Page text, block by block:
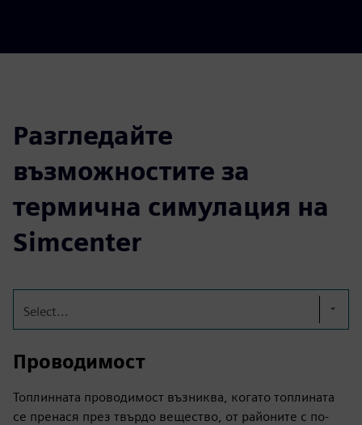
Разгледайте
възможностите за
термична симулация на
Simcenter
Select...
Проводимост
Топлинната проводимост възниква, когато топлината
се пренася през твърдо вещество, от районите с по-